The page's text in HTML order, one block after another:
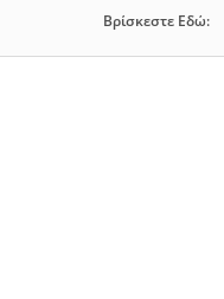
Βρίσκεστε Εδώ: